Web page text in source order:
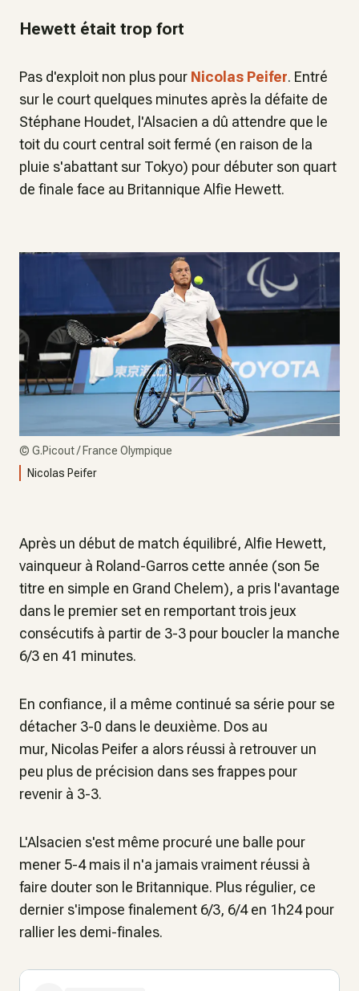
Hewett était trop fort
Pas d'exploit non plus pour Nicolas Peifer. Entré
sur le court quelques minutes après la défaite de
Stéphane Houdet, l'Alsacien a dû attendre que le
toit du court central soit fermé (en raison de la
pluie s'abattant sur Tokyo) pour débuter son quart
de finale face au Britannique Alfie Hewett.
© G.Picout / France Olympique
Nicolas Peifer
Après un début de match équilibré, Alfie Hewett,
vainqueur à Roland-Garros cette année (son 5e
titre en simple en Grand Chelem), a pris l'avantage
dans le premier set en remportant trois jeux
consécutifs à partir de 3-3 pour boucler la manche
6/3 en 41 minutes.
En confiance, il a même continué sa série pour se
détacher 3-0 dans le deuxième. Dos au
mur, Nicolas Peifer a alors réussi à retrouver un
peu plus de précision dans ses frappes pour
revenir à 3-3.
L'Alsacien s'est même procuré une balle pour
mener 5-4 mais il n'a jamais vraiment réussi à
faire douter son le Britannique. Plus régulier, ce
dernier s'impose finalement 6/3, 6/4 en 1h24 pour
rallier les demi-finales.